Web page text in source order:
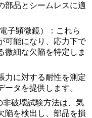
部品とシームレスに適
子顕微鏡）
：これら
可能になり、応力下で
微細な欠陥を特定しま
力に対する耐性を測定
タを提供します。
非破壊試験方法は、気
陥を検出し、部品を損